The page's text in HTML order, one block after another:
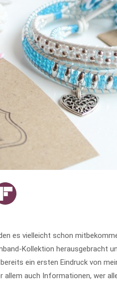
es vielleicht schon
Kollektion herausgebracht
ein ersten Eindruck von
allem auch Informationen, wer